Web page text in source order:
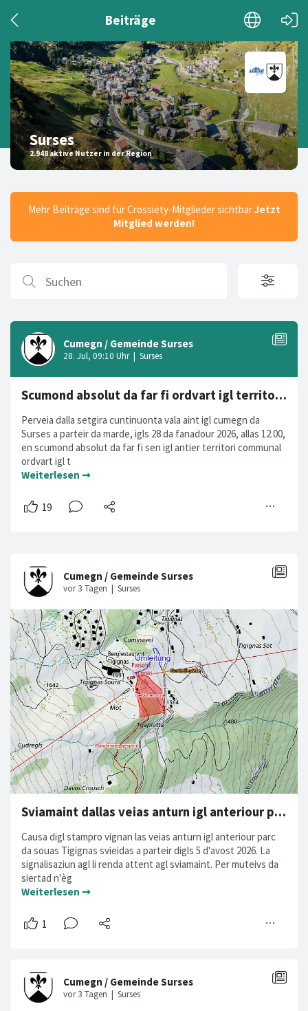
Beiträge
Surses
2.948 aktive Nutzer in der Region
Mehr Beiträge sind für Crossiety-Mitglieder sichtbarJetzt
Mitglied werden!
Scumond absolut da far fi ordvart igl territori d'abitadi
Perveia dalla setgira cuntinuonta vala aint igl cumegn da
Surses a parteir da marde, igls 28 da fanadour 2026, allas 12.00,
en scumond absolut da far fi sen igl antier territori communal
ordvart igl t
Weiterlesen ➞
Sviamaint dallas veias anturn igl anteriour parc da souas Tigignas
Causa digl stampro vignan las veias anturn igl anteriour parc
da souas Tigignas svieidas a parteir digls 5 d'avost 2026. La
signalisaziun agl li renda attent agl sviamaint. Per muteivs da
siertad n'èg
Weiterlesen ➞